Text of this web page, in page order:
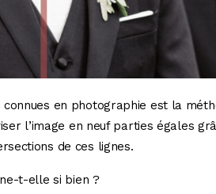
connues en photographie est la
l’image en neuf parties égales
de ces lignes.
t-elle si bien ?